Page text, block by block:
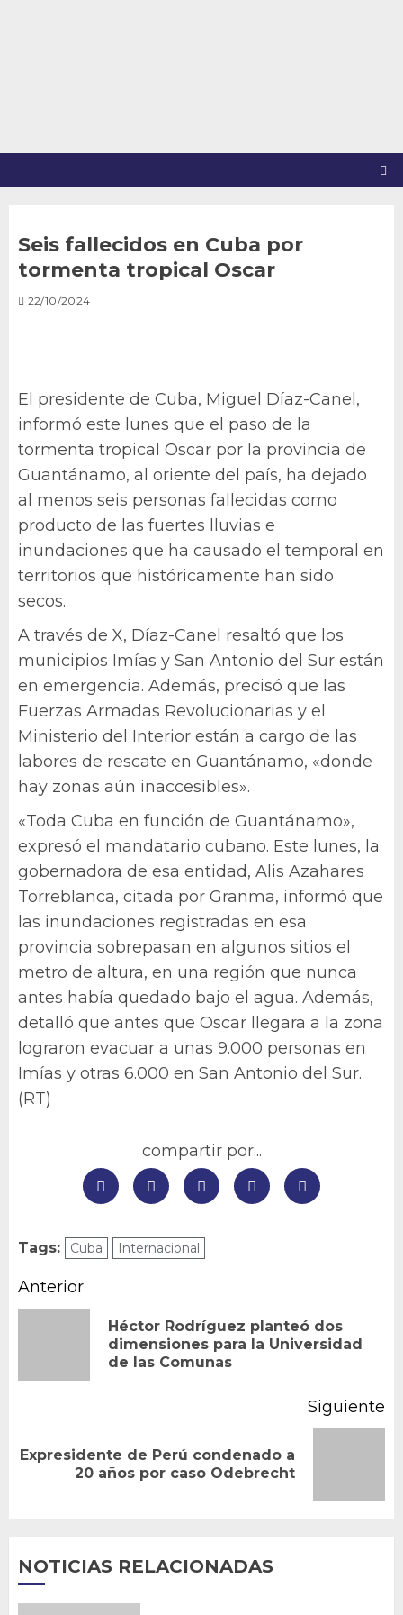
Seis fallecidos en Cuba por
tormenta tropical Oscar
22/10/2024
El presidente de Cuba, Miguel Díaz-Canel,
informó este lunes que el paso de la
tormenta tropical Oscar por la provincia de
Guantánamo, al oriente del país, ha dejado
al menos seis personas fallecidas como
producto de las fuertes lluvias e
inundaciones que ha causado el temporal en
territorios que históricamente han sido
secos.
A través de X, Díaz-Canel resaltó que los
municipios Imías y San Antonio del Sur están
en emergencia. Además, precisó que las
Fuerzas Armadas Revolucionarias y el
Ministerio del Interior están a cargo de las
labores de rescate en Guantánamo, «donde
hay zonas aún inaccesibles».
«Toda Cuba en función de Guantánamo»,
expresó el mandatario cubano. Este lunes, la
gobernadora de esa entidad, Alis Azahares
Torreblanca, citada por Granma, informó que
las inundaciones registradas en esa
provincia sobrepasan en algunos sitios el
metro de altura, en una región que nunca
antes había quedado bajo el agua. Además,
detalló que antes que Oscar llegara a la zona
lograron evacuar a unas 9.000 personas en
Imías y otras 6.000 en San Antonio del Sur.
(RT)
compartir por...
Tags: Cuba Internacional
Navegación
entradas
Anterior
Héctor Rodríguez planteó dos
dimensiones para la Universidad
de las Comunas
Siguiente
Siguiente
entrada:
Expresidente de Perú condenado a
20 años por caso Odebrecht
NOTICIAS RELACIONADAS